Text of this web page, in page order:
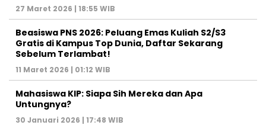
27 Maret 2026 | 18:55 WIB
Beasiswa PNS 2026: Peluang Emas Kuliah S2/S3
Gratis di Kampus Top Dunia, Daftar Sekarang
Sebelum Terlambat!
11 Maret 2026 | 01:12 WIB
Mahasiswa KIP: Siapa Sih Mereka dan Apa
Untungnya?
30 Januari 2026 | 17:48 WIB